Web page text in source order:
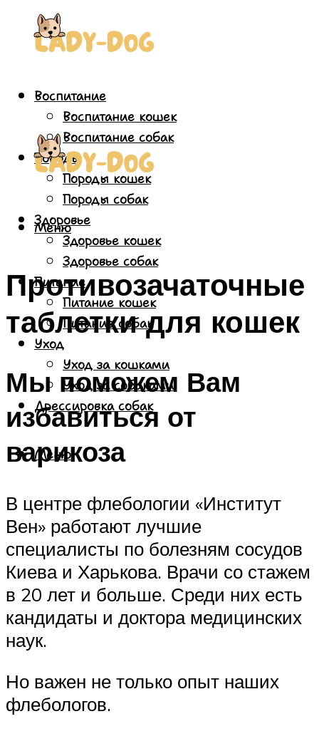
Воспитание
Воспитание кошек
Воспитание собак
Породы
Породы кошек
Породы собак
Здоровье
Здоровье кошек
Здоровье собак
Питание
Питание кошек
Питание собак
Уход
Уход за кошками
Уход за собаками
Дрессировка собак
Меню
Меню
Противозачаточные
таблетки для кошек
Мы поможем Вам
избавиться от
варикоза
В центре флебологии «Институт
Вен» работают лучшие
специалисты по болезням сосудов
Киева и Харькова. Врачи со стажем
в 20 лет и больше. Среди них есть
кандидаты и доктора медицинских
наук.
Но важен не только опыт наших
флебологов.